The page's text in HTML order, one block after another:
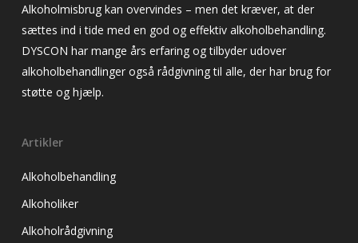
Alkoholmisbrug kan overvindes – men det kræver, at der
sættes ind i tide med en god og effektiv alkoholbehandling.
DYSCON har mange års erfaring og tilbyder udover
alkoholbehandlinger også rådgivning til alle, der har brug for
støtte og hjælp.
Artikler
Alkoholbehandling
Alkoholiker
Alkoholrådgivning